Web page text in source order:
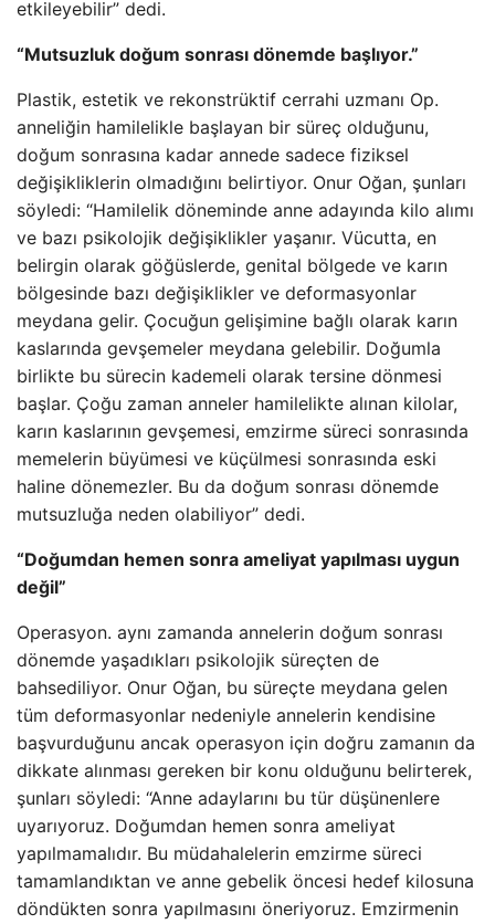
etkileyebilir” dedi.
“Mutsuzluk doğum sonrası dönemde başlıyor.”
Plastik, estetik ve rekonstrüktif cerrahi uzmanı Op.
anneliğin hamilelikle başlayan bir süreç olduğunu,
doğum sonrasına kadar annede sadece fiziksel
değişikliklerin olmadığını belirtiyor. Onur Oğan, şunları
söyledi: “Hamilelik döneminde anne adayında kilo alımı
ve bazı psikolojik değişiklikler yaşanır. Vücutta, en
belirgin olarak göğüslerde, genital bölgede ve karın
bölgesinde bazı değişiklikler ve deformasyonlar
meydana gelir. Çocuğun gelişimine bağlı olarak karın
kaslarında gevşemeler meydana gelebilir. Doğumla
birlikte bu sürecin kademeli olarak tersine dönmesi
başlar. Çoğu zaman anneler hamilelikte alınan kilolar,
karın kaslarının gevşemesi, emzirme süreci sonrasında
memelerin büyümesi ve küçülmesi sonrasında eski
haline dönemezler. Bu da doğum sonrası dönemde
mutsuzluğa neden olabiliyor” dedi.
“Doğumdan hemen sonra ameliyat yapılması uygun
değil”
Operasyon. aynı zamanda annelerin doğum sonrası
dönemde yaşadıkları psikolojik süreçten de
bahsediliyor. Onur Oğan, bu süreçte meydana gelen
tüm deformasyonlar nedeniyle annelerin kendisine
başvurduğunu ancak operasyon için doğru zamanın da
dikkate alınması gereken bir konu olduğunu belirterek,
şunları söyledi: “Anne adaylarını bu tür düşünenlere
uyarıyoruz. Doğumdan hemen sonra ameliyat
yapılmamalıdır. Bu müdahalelerin emzirme süreci
tamamlandıktan ve anne gebelik öncesi hedef kilosuna
döndükten sonra yapılmasını öneriyoruz. Emzirmenin